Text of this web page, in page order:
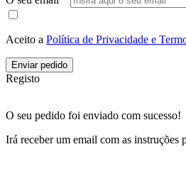
Aceito a Política de Privacidade e
Enviar pedido
Registo
O seu pedido foi enviado com sucesso!
Irá receber um email com as instruções